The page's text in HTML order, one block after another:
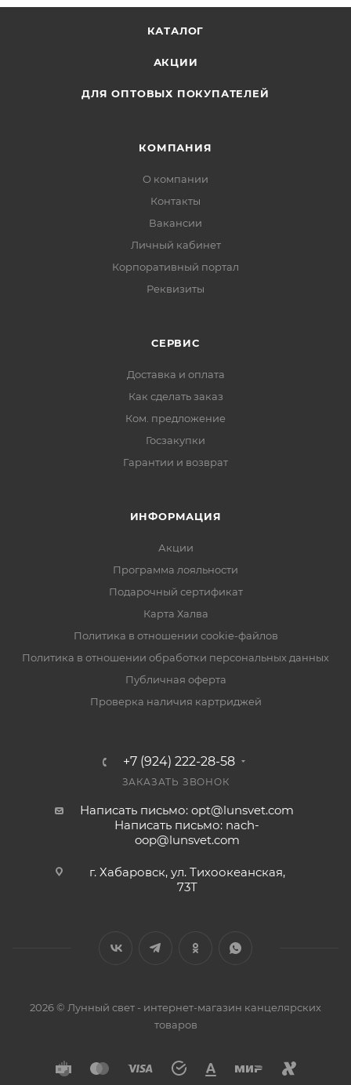
экспериментируйте и украшайте дом
оригинальными вещами, сделанными своими
КАТАЛОГ
АКЦИИ
ДЛЯ ОПТОВЫХ ПОКУПАТЕЛЕЙ
КОМПАНИЯ
О компании
Контакты
Вакансии
Личный кабинет
Корпоративный портал
Реквизиты
СЕРВИС
Доставка и оплата
Как сделать заказ
Ком. предложение
Госзакупки
Гарантии и возврат
ИНФОРМАЦИЯ
Акции
Программа лояльности
Подарочный сертификат
Карта Халва
Политика в отношении cookie-файлов
Политика в отношении обработки персональных данных
Публичная оферта
Проверка наличия картриджей
+7 (924) 222-28-58
ЗАКАЗАТЬ ЗВОНОК
Написать письмо: opt@lunsvet.com
Написать письмо: nach-
oop@lunsvet.com
г. Хабаровск, ул. Тихоокеанская,
73Т
2026 © Лунный свет - интернет-магазин канцелярских
товаров